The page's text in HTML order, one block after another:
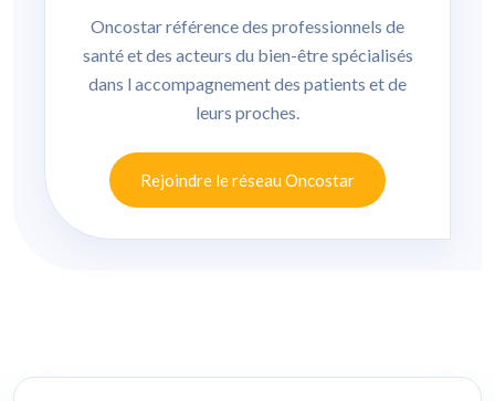
Oncostar référence des professionnels de
santé et des acteurs du bien-être spécialisés
dans l accompagnement des patients et de
leurs proches.
Rejoindre le réseau Oncostar